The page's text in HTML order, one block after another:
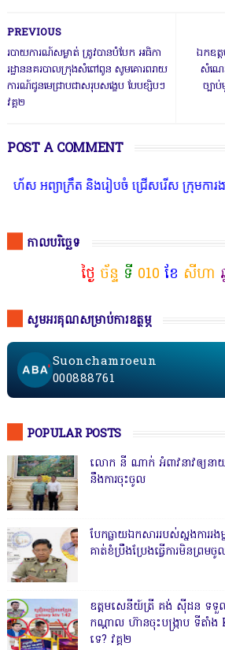
ឯកឧត្
សំណេ
ច្បា
PREVIOUS
របាយការណ៍សម្ងាត់ ត្រូវបានបំបែក អធិកា
រដ្ឋាននគរបាលក្រុងសំពៅពូន សូមគោរពរាយ
ការណ៍ជូនមេជ្រាបជាសរុបសង្ខេប បែបខ្សិបៗ
វគ្គ២
POST A COMMENT
ងរៀបចំ ជ្រើសរើស ក្រុមការងារ នៅតាមប
កាលបរិច្ឆេទ
ថ្ងៃ ច័ន្ទ ទី 010 ខែ សីហា
សូមអរគុណសម្រាប់ការឧត្ថម្ភ
Suonchamroeun
000888761
POPULAR POSTS
លោក នី ណាក់ អំពាវនាវឲ្យនាយក
នឹងការចុះចូល
បែកធ្លាយឯកសាររបស់ស្នងការ
គាត់ខំប្រឹងប្រែងធ្វើការមិនព្រមចូ
ឧត្តមសេនីយ៍ត្រី គង់ ស៊ីដន ទទួល
កណ្តាល ហ៊ានចុះបង្ក្រាប ទីតាំ
ទេ? វគ្គ២